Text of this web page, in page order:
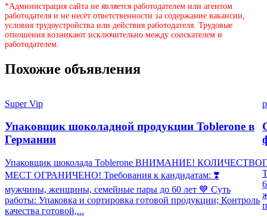
*Администрация сайта не является работодателем или агентом
работодателя и не несёт ответственности за содержание вакансии,
условия трудоустройства или действия работодателя. Трудовые
отношения возникают исключительно между соискателем и
работодателем.
Похожие объявления
Super Vip
Упаковщик шоколадной продукции Toblerone в
Германии
Упаковщик шоколада Toblerone ВНИМАНИЕ! КОЛИЧЕСТВО
МЕСТ ОГРАНИЧЕНО! Требования к кандидатам: ❣️
мужчины, женщины, семейные пары до 60 лет 💙 Суть
работы: Упаковка и сортировка готовой продукции; Контроль
качества готовой,...